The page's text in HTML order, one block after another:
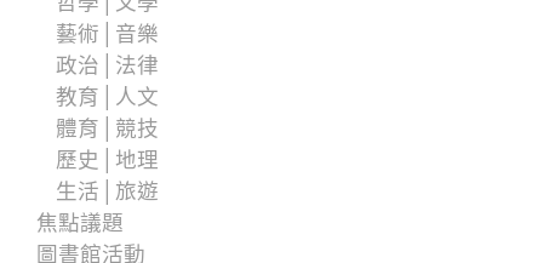
藝術│音樂
政治│法律
教育│人文
體育│競技
歷史│地理
生活│旅遊
焦點議題
圖書館活動